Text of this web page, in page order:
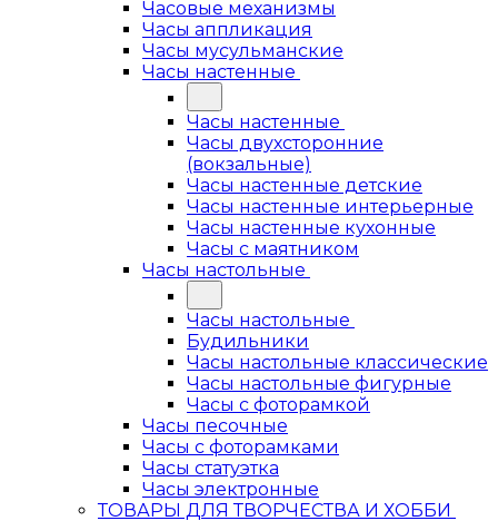
Часовые механизмы
Часы аппликация
Часы мусульманские
Часы настенные
Часы настенные
Часы двухсторонние
(вокзальные)
Часы настенные детские
Часы настенные интерьерные
Часы настенные кухонные
Часы с маятником
Часы настольные
Часы настольные
Будильники
Часы настольные классические
Часы настольные фигурные
Часы с фоторамкой
Часы песочные
Часы с фоторамками
Часы статуэтка
Часы электронные
ТОВАРЫ ДЛЯ ТВОРЧЕСТВА И ХОББИ